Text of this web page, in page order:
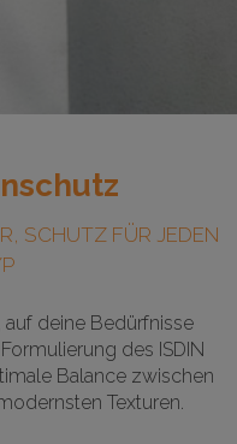
SCHUTZ FÜR JEDEN
auf deine Bedürfnisse
des ISDIN
Balance zwischen
Texturen.